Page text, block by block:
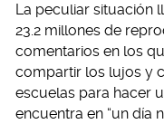
La peculiar situación
23.2 millones de
comentarios en los
compartir los lujos y
escuelas para hacer
encuentra en “un día